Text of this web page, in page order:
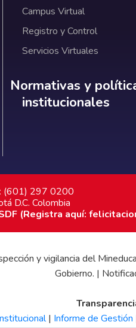
Campus Virtual
Registro y Control
Servicios Virtuales
Normativas y
Normativas y
institucionales
(601) 297 0200
D.C. Colombia
(Registra aquí:
y vigilancia del
Gobierno. |
| Informe de Gestión